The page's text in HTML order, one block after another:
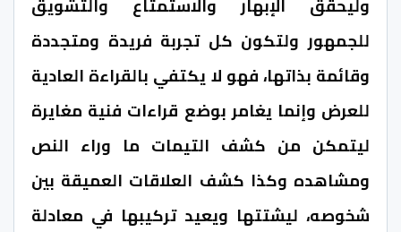
وليحقق الإبهار والاستمتاع والتشويق
للجمهور ولتكون كل تجربة فريدة ومتجددة
وقائمة بذاتها، فهو لا يكتفي بالقراءة العادية
للعرض وإنما يغامر بوضع قراءات فنية مغايرة
ليتمكن من كشف التيمات ما وراء النص
ومشاهده وكذا كشف العلاقات العميقة بين
شخوصه، ليشتتها ويعيد تركيبها في معادلة